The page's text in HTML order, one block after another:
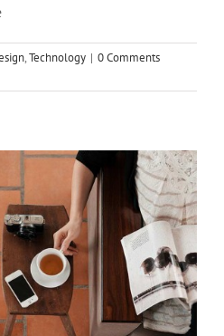
,Technology | 0 Comments
semper metus